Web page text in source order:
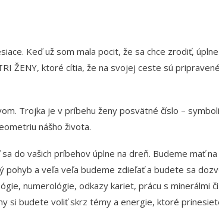
Keď už som mala pocit, že sa chce zrodiť,
ŽENY, ktoré cítia, že na svojej ceste sú
Trojka je v príbehu ženy posvätné číslo –
nášho života.
do vašich príbehov úplne na dreň. Budeme mať
a veľa veľa budeme zdieľať a budete sa
numerológie, odkazy kariet, prácu s minerálmi
si budete voliť skrz témy a energie, ktoré